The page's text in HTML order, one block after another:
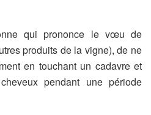
qui prononce le vœu de
produits de la vigne), de ne
en touchant un cadavre et
pendant une période